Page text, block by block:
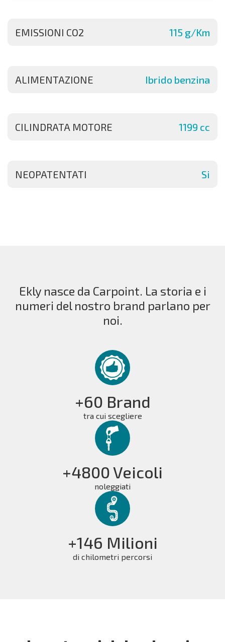
EMISSIONI CO2 115 g/Km
ALIMENTAZIONE Ibrido benzina
CILINDRATA MOTORE 1199 cc
NEOPATENTATI Si
Ekly nasce da Carpoint. La storia e i
numeri del nostro brand parlano per
noi.
+60 Brand
tra cui scegliere
+4800 Veicoli
noleggiati
+146 Milioni
di chilometri percorsi